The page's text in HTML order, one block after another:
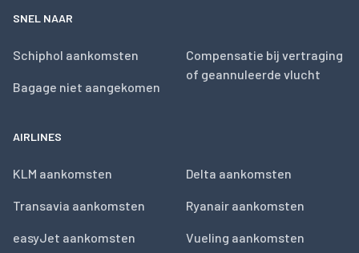
SNEL NAAR
Schiphol aankomsten
Bagage niet aangekomen
Compensatie bij vertraging
of geannuleerde vlucht
AIRLINES
KLM aankomsten
Transavia aankomsten
easyJet aankomsten
Delta aankomsten
Ryanair aankomsten
Vueling aankomsten